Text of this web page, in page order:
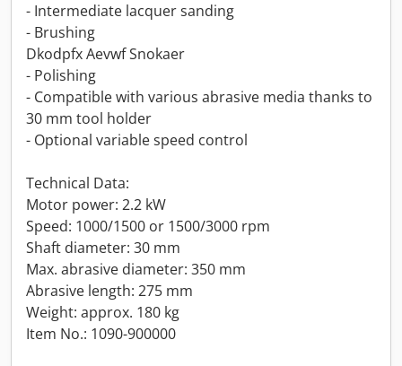
- Intermediate lacquer sanding
- Brushing
Dkodpfx Aevwf Snokaer
- Polishing
- Compatible with various abrasive media thanks to
30 mm tool holder
- Optional variable speed control
Technical Data:
Motor power: 2.2 kW
Speed: 1000/1500 or 1500/3000 rpm
Shaft diameter: 30 mm
Max. abrasive diameter: 350 mm
Abrasive length: 275 mm
Weight: approx. 180 kg
Item No.: 1090-900000